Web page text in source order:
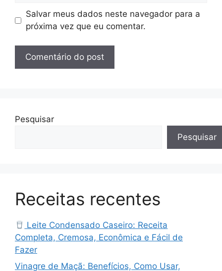
Salvar meus dados neste navegador para a
próxima vez que eu comentar.
Pesquisar
Pesquisar
Receitas recentes
Leite Condensado Caseiro: Receita
Completa, Cremosa, Econômica e Fácil de
Fazer
Vinagre de Maçã: Benefícios, Como Usar,